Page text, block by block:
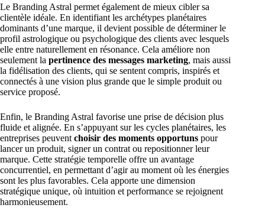
Le Branding Astral permet également de mieux cibler sa
clientèle idéale. En identifiant les archétypes planétaires
dominants d’une marque, il devient possible de déterminer le
profil astrologique ou psychologique des clients avec lesquels
elle entre naturellement en résonance. Cela améliore non
seulement la pertinence des messages marketing, mais aussi
la fidélisation des clients, qui se sentent compris, inspirés et
connectés à une vision plus grande que le simple produit ou
service proposé.
Enfin, le Branding Astral favorise une prise de décision plus
fluide et alignée. En s’appuyant sur les cycles planétaires, les
entreprises peuvent choisir des moments opportuns pour
lancer un produit, signer un contrat ou repositionner leur
marque. Cette stratégie temporelle offre un avantage
concurrentiel, en permettant d’agir au moment où les énergies
sont les plus favorables. Cela apporte une dimension
stratégique unique, où intuition et performance se rejoignent
harmonieusement.